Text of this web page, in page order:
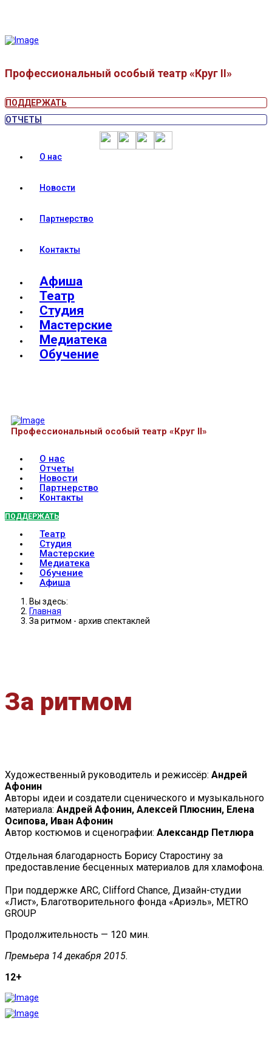
Профессиональный особый театр «Круг II»
ПОДДЕРЖАТЬ
ОТЧЕТЫ
О нас
Новости
Партнерство
Контакты
Афиша
Театр
Студия
Мастерские
Медиатека
Обучение
Профессиональный особый театр «Круг II»
О нас
Отчеты
Новости
Партнерство
Контакты
ПОДДЕРЖАТЬ
Театр
Студия
Мастерские
Медиатека
Обучение
Афиша
Вы здесь:
Главная
За ритмом - архив спектаклей
За ритмом
Художественный руководитель и режиссёр: Андрей
Афонин
Авторы идеи и создатели сценического и музыкального
материала: Андрей Афонин, Алексей Плюснин, Елена
Осипова, Иван Афонин
Автор костюмов и сценографии: Александр Петлюра
Отдельная благодарность Борису Старостину за
предоставление бесценных материалов для хламофона.
При поддержке ARC, Clifford Chance, Дизайн-студии
«Лист», Благотворительного фонда «Ариэль», METRO
GROUP
Продолжительность — 120 мин.
Премьера 14 декабря 2015.
12+